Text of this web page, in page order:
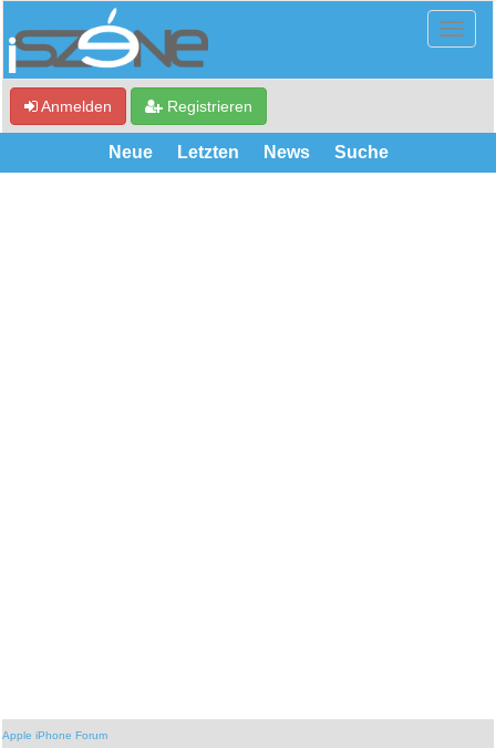
Anmelden Registrieren
Neue Letzten News Suche
Apple iPhone Forum